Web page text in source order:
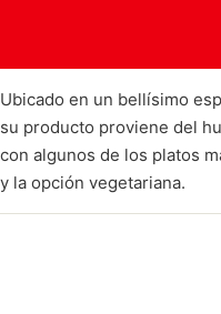
Ubicado en un bellísimo
su producto proviene del
con algunos de los platos
y la opción vegetariana.